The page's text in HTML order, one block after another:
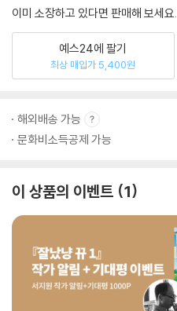
이미 소장하고 있다면 판매해 보세요.
예스24에 팔기
최상 매입가 5,400원
해외배송 가능
문화비소득공제 가능
이 상품의 이벤트 1